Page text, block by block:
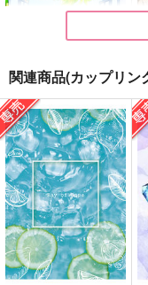
と或るじゅごんしのチ
ャイルドフッド
ラクエンノキズ
572円（税込）
五条悟×狗巻棘
サンプル
作品詳細
関連商品(カップリン